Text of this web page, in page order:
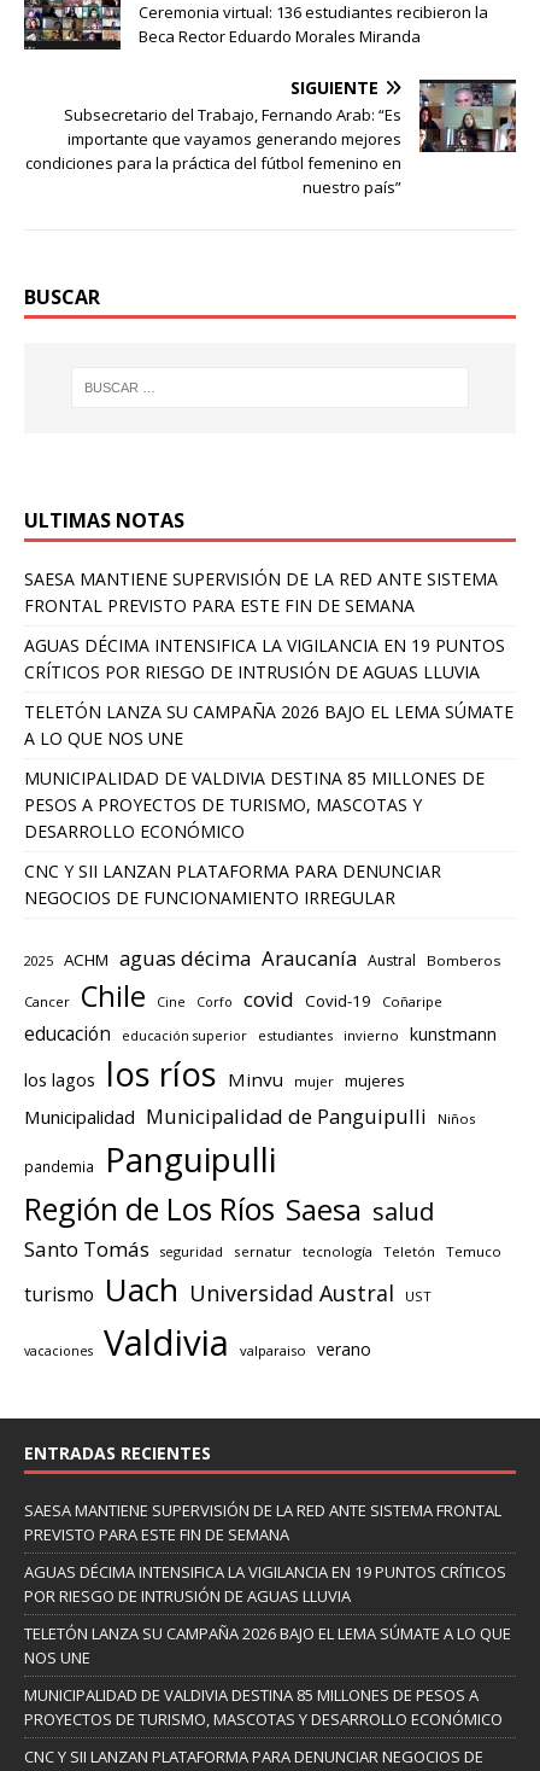
Ceremonia virtual: 136 estudiantes recibieron la
Beca Rector Eduardo Morales Miranda
SIGUIENTE
Subsecretario del Trabajo, Fernando Arab: “Es
importante que vayamos generando mejores
condiciones para la práctica del fútbol femenino en
nuestro país”
BUSCAR
ULTIMAS NOTAS
SAESA MANTIENE SUPERVISIÓN DE LA RED ANTE SISTEMA
FRONTAL PREVISTO PARA ESTE FIN DE SEMANA
AGUAS DÉCIMA INTENSIFICA LA VIGILANCIA EN 19 PUNTOS
CRÍTICOS POR RIESGO DE INTRUSIÓN DE AGUAS LLUVIA
TELETÓN LANZA SU CAMPAÑA 2026 BAJO EL LEMA SÚMATE
A LO QUE NOS UNE
MUNICIPALIDAD DE VALDIVIA DESTINA 85 MILLONES DE
PESOS A PROYECTOS DE TURISMO, MASCOTAS Y
DESARROLLO ECONÓMICO
CNC Y SII LANZAN PLATAFORMA PARA DENUNCIAR
NEGOCIOS DE FUNCIONAMIENTO IRREGULAR
2025 ACHM aguas décima Araucanía Austral Bomberos
Cancer Chile Cine Corfo covid Covid-19 Coñaripe
educación educación superior estudiantes invierno kunstmann
los lagos los ríos Minvu mujer mujeres
Municipalidad Municipalidad de Panguipulli Niños
pandemia Panguipulli
Región de Los Ríos Saesa salud
Santo Tomás seguridad sernatur tecnología Teletón Temuco
turismo Uach Universidad Austral UST
vacaciones Valdivia valparaiso verano
ENTRADAS RECIENTES
SAESA MANTIENE SUPERVISIÓN DE LA RED ANTE SISTEMA FRONTAL
PREVISTO PARA ESTE FIN DE SEMANA
AGUAS DÉCIMA INTENSIFICA LA VIGILANCIA EN 19 PUNTOS CRÍTICOS
POR RIESGO DE INTRUSIÓN DE AGUAS LLUVIA
TELETÓN LANZA SU CAMPAÑA 2026 BAJO EL LEMA SÚMATE A LO QUE
NOS UNE
MUNICIPALIDAD DE VALDIVIA DESTINA 85 MILLONES DE PESOS A
PROYECTOS DE TURISMO, MASCOTAS Y DESARROLLO ECONÓMICO
CNC Y SII LANZAN PLATAFORMA PARA DENUNCIAR NEGOCIOS DE